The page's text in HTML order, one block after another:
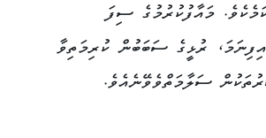
މައާފުކުރުމުގެ ސިފަ
ރުޅީގެ ސަބަބުން ކުރިމަތިވާ
ސަލާމަތްވެވޭނެއެވެ.